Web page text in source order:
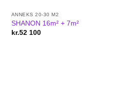
ANNEKS 20-30 M2
SHANON 16m² + 7m²
kr.52 100